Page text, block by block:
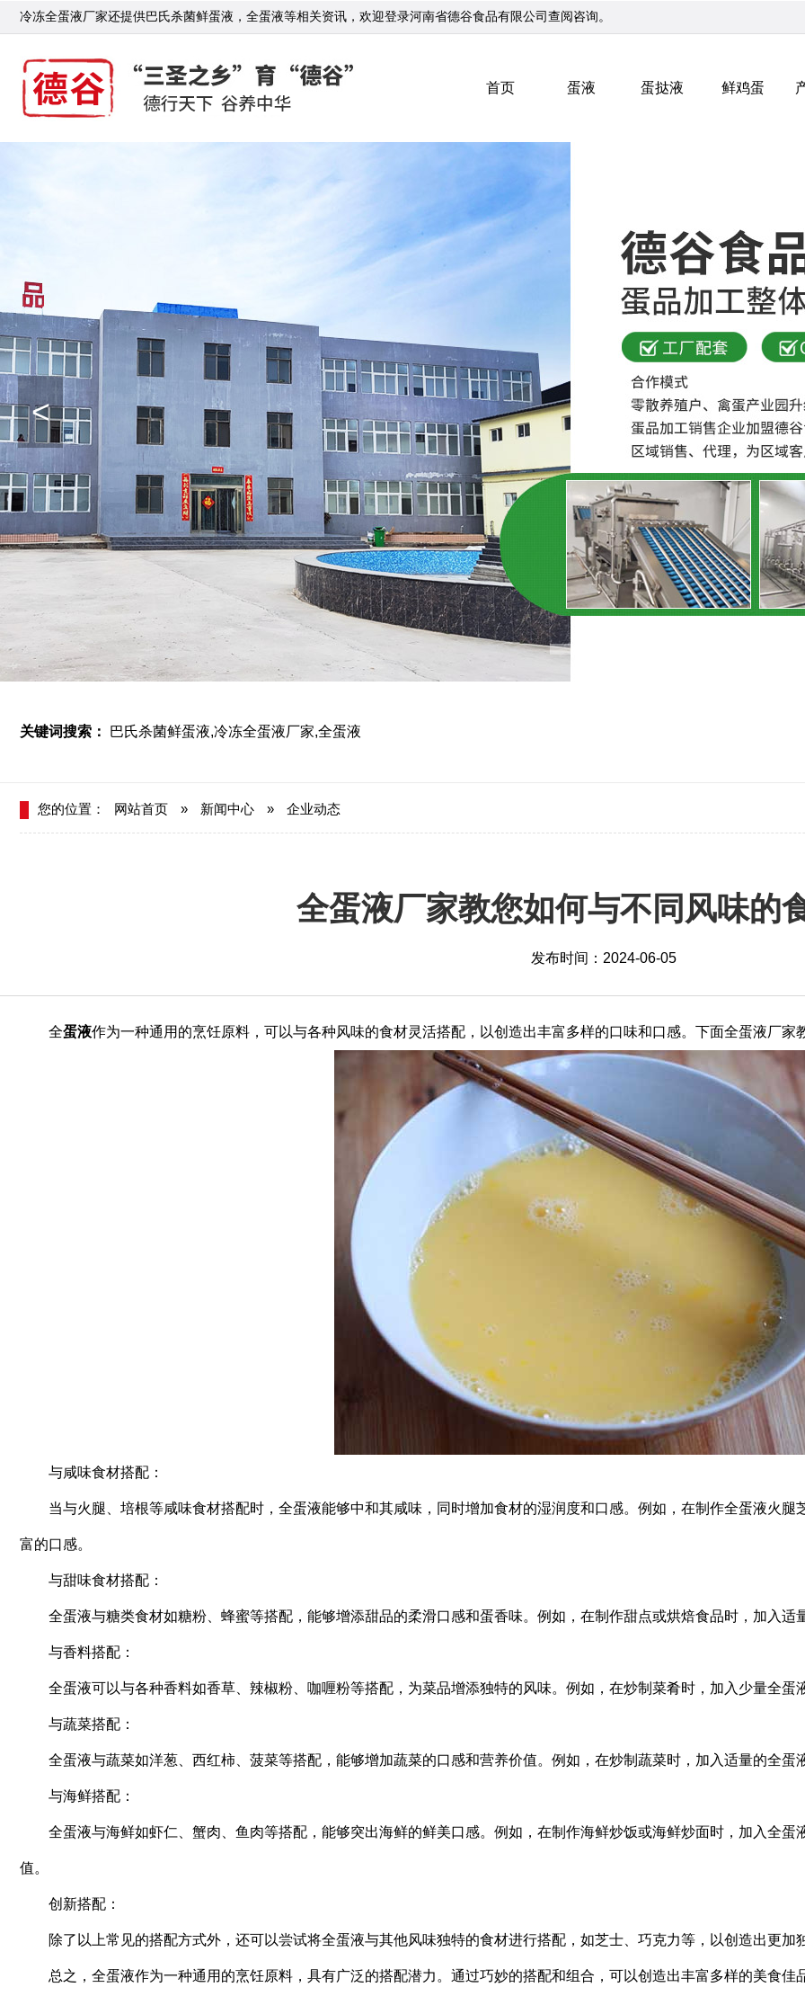
冷冻全蛋液厂家还提供巴氏杀菌鲜蛋液，全蛋液等相关资讯，欢迎登录河南省德谷食品有限公司查阅咨询。
首页 蛋液 蛋挞液 鲜鸡蛋
<
关键词搜索： 巴氏杀菌鲜蛋液,冷冻全蛋液厂家,全蛋液
您的位置： 网站首页 » 新闻中心 » 企业动态
全蛋液厂家教您如何与不同风味的
发布时间：2024-06-05
全蛋液作为一种通用的烹饪原料，可以与各种风味的食材灵活搭配，以创造出丰富多样的口味和口感。下面全蛋液厂家
与咸味食材搭配：
当与火腿、培根等咸味食材搭配时，全蛋液能够中和其咸味，同时增加食材的湿润度和口感。例如，在制作全蛋液火腿
富的口感。
与甜味食材搭配：
全蛋液与糖类食材如糖粉、蜂蜜等搭配，能够增添甜品的柔滑口感和蛋香味。例如，在制作甜点或烘焙食品时，加入适
与香料搭配：
全蛋液可以与各种香料如香草、辣椒粉、咖喱粉等搭配，为菜品增添独特的风味。例如，在炒制菜肴时，加入少量全蛋
与蔬菜搭配：
全蛋液与蔬菜如洋葱、西红柿、菠菜等搭配，能够增加蔬菜的口感和营养价值。例如，在炒制蔬菜时，加入适量的全蛋
与海鲜搭配：
全蛋液与海鲜如虾仁、蟹肉、鱼肉等搭配，能够突出海鲜的鲜美口感。例如，在制作海鲜炒饭或海鲜炒面时，加入全蛋
值。
创新搭配：
除了以上常见的搭配方式外，还可以尝试将全蛋液与其他风味独特的食材进行搭配，如芝士、巧克力等，以创造出更加
总之，全蛋液作为一种通用的烹饪原料，具有广泛的搭配潜力。通过巧妙的搭配和组合，可以创造出丰富多样的美食佳